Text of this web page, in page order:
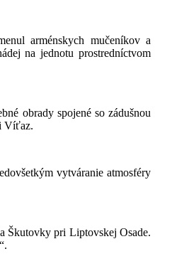
arménskych mučeníkov a
na jednotu prostredníctvom
obrady spojené so zádušnou
Víťaz.
vytváranie atmosféry
Škutovky pri Liptovskej Osade.